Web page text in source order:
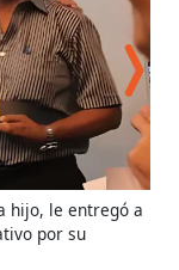
hijo, le entregó a
por su